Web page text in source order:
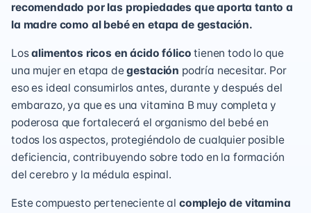
recomendado por las propiedades que aporta tanto a
la madre como al bebé en etapa de gestación.
Losalimentos ricos en ácido fólico tienen todo lo que
una mujer en etapa degestación podría necesitar. Por
eso es ideal consumirlos antes, durante y después del
embarazo, ya que es una vitamina B muy completa y
poderosa que fortalecerá el organismo del bebé en
todos los aspectos, protegiéndolo de cualquier posible
deficiencia, contribuyendo sobre todo en la formación
del cerebro y la médula espinal.
Este compuesto perteneciente al complejo de vitamina